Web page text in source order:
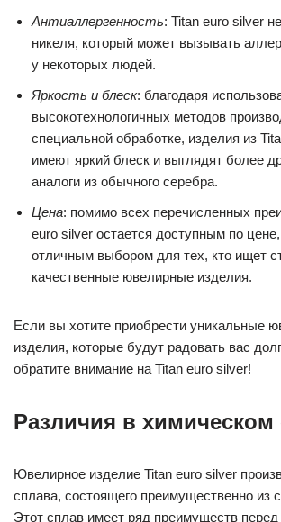
Антиаллергенность: Titan euro silver
никеля, который может вызывать
у некоторых людей.
Яркость и блеск: благодаря
высокотехнологичных методов
специальной обработке, изделия из
имеют яркий блеск и выглядят более
аналоги из обычного серебра.
Цена: помимо всех перечисленных
euro silver остается доступным по
отличным выбором для тех, кто ищет
качественные ювелирные изделия.
Если вы хотите приобрести уникальные
изделия, которые будут радовать вас
обратите внимание на Titan euro silver!
Различия в химическом
Ювелирное изделие Titan euro silver
сплава, состоящего преимущественно из
Этот сплав имеет ряд преимуществ